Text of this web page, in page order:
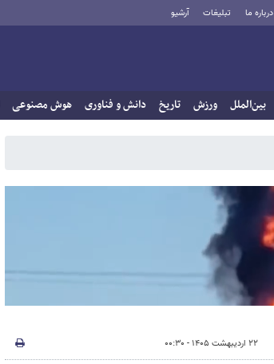
درباره ما تبلیغات آرشیو
بین‌الملل ورزش تاریخ دانش و فناوری هوش مصنوعی
۲۲ اردیبهشت ۱۴۰۵ - ۰۰:۳۰